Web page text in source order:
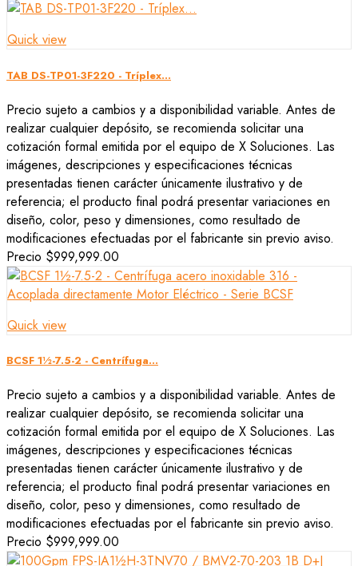
Quick view
TAB DS-TP01-3F220 - Tríplex...
Precio sujeto a cambios y a disponibilidad variable. Antes de
realizar cualquier depósito, se recomienda solicitar una
cotización formal emitida por el equipo de X Soluciones. Las
imágenes, descripciones y especificaciones técnicas
presentadas tienen carácter únicamente ilustrativo y de
referencia; el producto final podrá presentar variaciones en
diseño, color, peso y dimensiones, como resultado de
modificaciones efectuadas por el fabricante sin previo aviso.
Precio $999,999.00
Quick view
BCSF 1½-7.5-2 - Centrífuga...
Precio sujeto a cambios y a disponibilidad variable. Antes de
realizar cualquier depósito, se recomienda solicitar una
cotización formal emitida por el equipo de X Soluciones. Las
imágenes, descripciones y especificaciones técnicas
presentadas tienen carácter únicamente ilustrativo y de
referencia; el producto final podrá presentar variaciones en
diseño, color, peso y dimensiones, como resultado de
modificaciones efectuadas por el fabricante sin previo aviso.
Precio $999,999.00